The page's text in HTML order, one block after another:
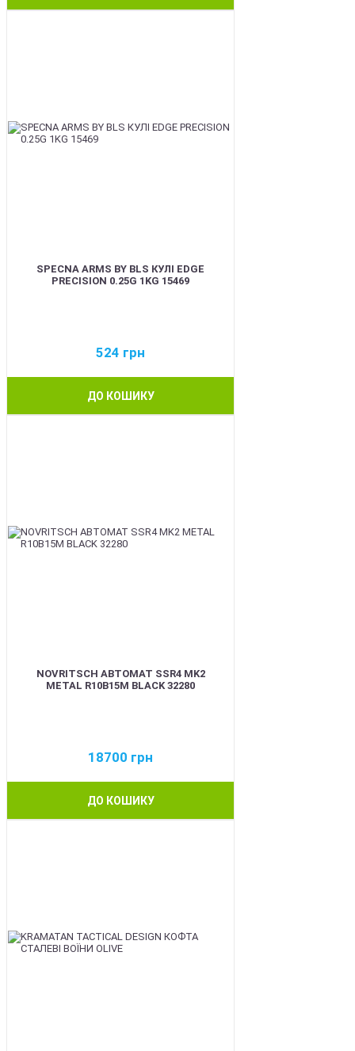
SPECNA ARMS BY BLS КУЛІ EDGE
PRECISION 0.25G 1KG 15469
524 грн
ДО КОШИКУ
NOVRITSCH АВТОМАТ SSR4 MK2
METAL R10B15M BLACK 32280
18700 грн
ДО КОШИКУ